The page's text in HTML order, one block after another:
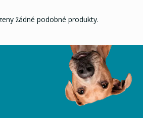
žádné podobné produkty.